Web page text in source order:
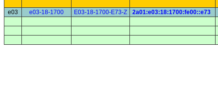
e03 e03-18-1700 E03-18-1700-E73-Z 2a01:e03:18:1700:fe00::e73